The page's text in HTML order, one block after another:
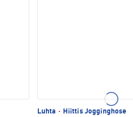
Luhta ·
Hiittis Jogginghose